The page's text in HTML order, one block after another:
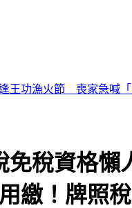
王功漁火節 喪家急喊
免稅資格懶
繳！牌照